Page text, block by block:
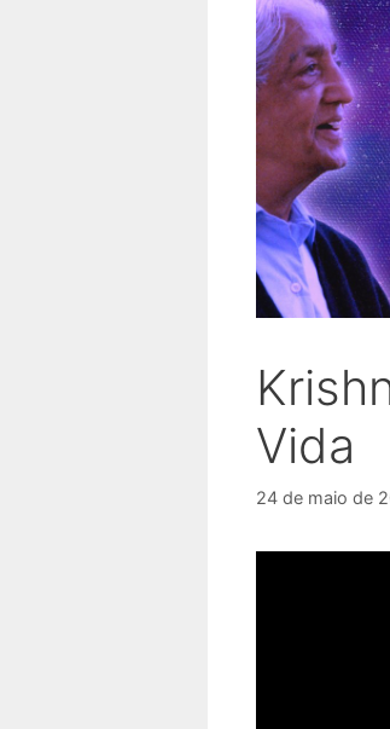
Vida
24 de maio de